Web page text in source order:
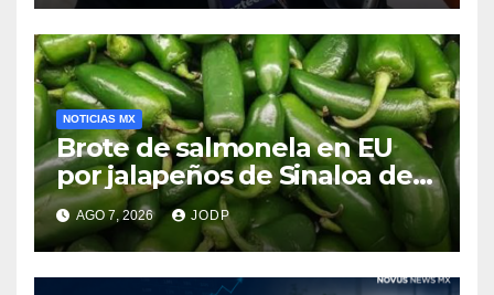
NOTICIAS MX
Brote de salmonela en EU
por jalapeños de Sinaloa deja
345 enfermos y 36
hospitalizados
AGO 7, 2026 JODP